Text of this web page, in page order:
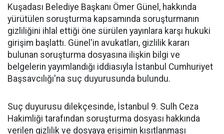
Kuşadası Belediye Başkanı Ömer Günel, hakkında
yürütülen soruşturma kapsamında soruşturmanın
gizliliğini ihlal ettiği öne sürülen yayınlara karşı hukuki
girişim başlattı. Günel'in avukatları, gizlilik kararı
bulunan soruşturma dosyasına ilişkin bilgi ve
belgelerin yayımlandığı iddiasıyla İstanbul Cumhuriyet
Başsavcılığı'na suç duyurusunda bulundu.
Suç duyurusu dilekçesinde, İstanbul 9. Sulh Ceza
Hakimliği tarafından soruşturma dosyası hakkında
verilen gizlilik ve dosyaya erişimin kısıtlanması